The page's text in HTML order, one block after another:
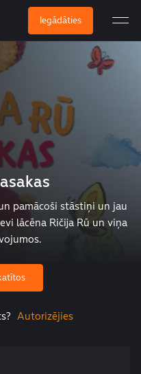
Iegādāties
pamācoši stāstiņi un jau
lācēna Ričija Rū un viņa
Autorizējies